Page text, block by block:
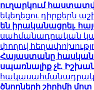
ուղարկում
եկեղեցու դիրքերն
են իրականացրել.
սահմանադրական
փողով
Հայաստանը
սպառնալիք չէ.
ծնողների շիրիմի